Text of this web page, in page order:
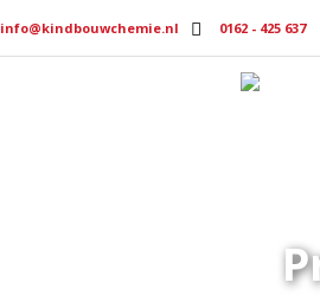
info@kindbouwchemie.nl 0162 - 425 637